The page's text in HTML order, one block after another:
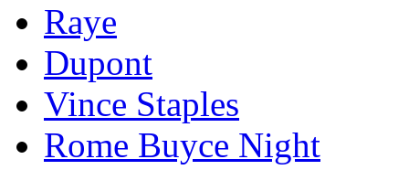
Raye
Dupont
Vince Staples
Rome Buyce Night